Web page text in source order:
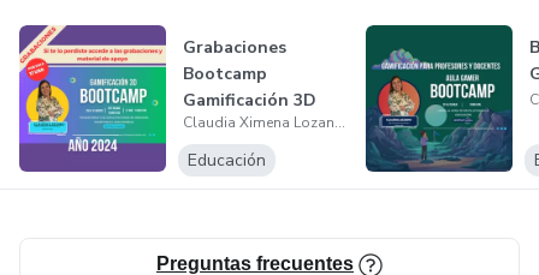
Grabaciones
Bootcamp
Gamificación 3D
Año 2024
Claudia Ximena Lozano Sandoval
Educación
Preguntas frecuentes